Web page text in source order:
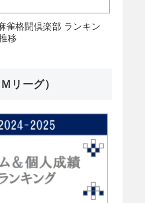
雀格闘倶楽部 ランキン
移
リーグ）